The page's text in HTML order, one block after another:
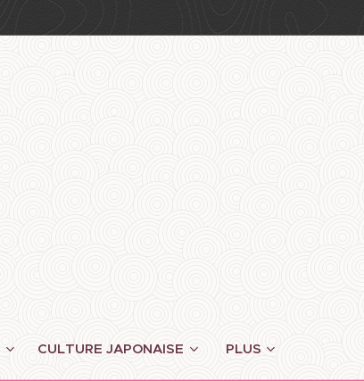
CULTURE JAPONAISE PLUS